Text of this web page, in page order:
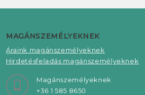
MAGÁNSZEMÉLYEKNEK
Áraink magánszemélyeknek
Hirdetésfeladás magánszemélyeknek
Magánszemélyeknek
+36 1 585 8650